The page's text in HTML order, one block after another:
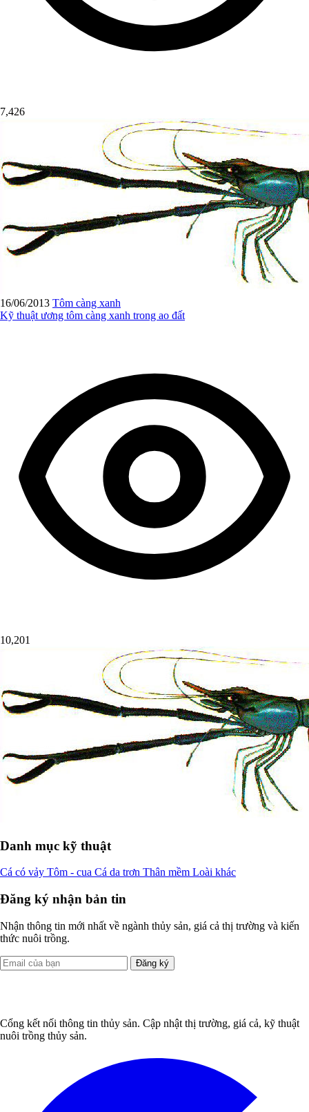
7,426
16/06/2013 Tôm càng xanh
Kỹ thuật ương tôm càng xanh trong ao đất
10,201
Danh mục kỹ thuật
Cá có vảy Tôm - cua Cá da trơn Thân mềm Loài khác
Đăng ký nhận bản tin
Nhận thông tin mới nhất về ngành thủy sản, giá cả thị trường và kiến
thức nuôi trồng.
Đăng ký
Cổng kết nối thông tin thủy sản. Cập nhật thị trường, giá cả, kỹ thuật
nuôi trồng thủy sản.